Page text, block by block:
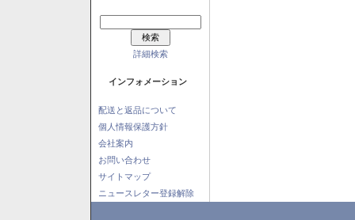
詳細検索
インフォメーション
配送と返品について
個人情報保護方針
会社案内
お問い合わせ
サイトマップ
ニュースレター登録解除